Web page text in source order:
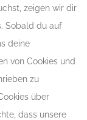
sonstiges
zeigen wir dir
Sobald du auf
deine
von Cookies und
zu
über
dass unsere